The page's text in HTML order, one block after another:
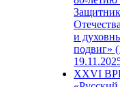
и
подвиг»
XXVI